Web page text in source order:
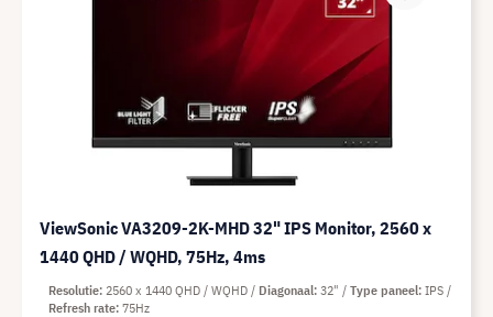
ViewSonic VA3209-2K-MHD 32" IPS Monitor, 2560 x
1440 QHD / WQHD, 75Hz, 4ms
Resolutie 2560 x 1440 QHD / WQHD Diagonaal 32" Type paneel IPS
Refresh rate 75Hz